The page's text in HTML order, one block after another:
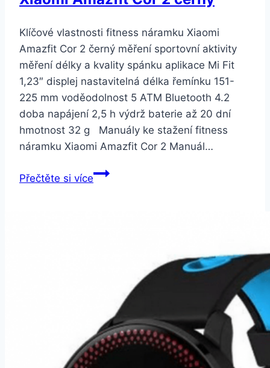
(24758)
Klíčové vlastnosti fitness náramku Xiaomi
Amazfit Cor 2 černý měření sportovní aktivity
měření délky a kvality spánku aplikace Mi Fit
1,23″ displej nastavitelná délka řemínku 151-
225 mm voděodolnost 5 ATM Bluetooth 4.2
doba napájení 2,5 h výdrž baterie až 20 dní
hmotnost 32 g Manuály ke stažení fitness
náramku Xiaomi Amazfit Cor 2 Manuál…
Přečtěte si víceXiaomi